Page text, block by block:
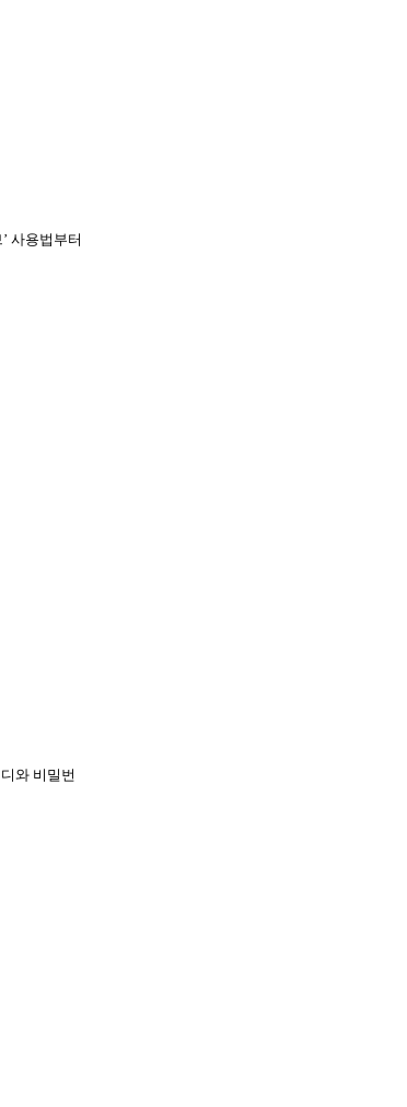
사용법부터
와 비밀번